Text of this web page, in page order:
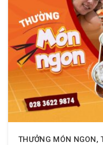
THƯỞNG MÓN NGON,